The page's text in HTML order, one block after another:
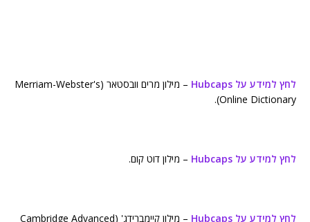
לחץ למידע על Hubcaps
– מילון מרים וובסטאר (Merriam-Webster's
Online Dictionary).
לחץ למידע על Hubcaps – מילון דוט קום.
לחץ למידע על Hubcaps
– מילון קיימברידג' (Cambridge Advanced